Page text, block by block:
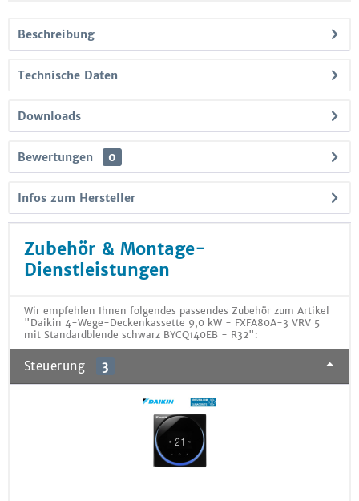
Beschreibung
Technische Daten
Downloads
Bewertungen 0
Infos zum Hersteller
Zubehör & Montage-
Dienstleistungen
Wir empfehlen Ihnen folgendes passendes Zubehör zum Artikel
"Daikin 4-Wege-Deckenkassette 9,0 kW - FXFA80A-3 VRV 5
mit Standardblende schwarz BYCQ140EB - R32":
Steuerung 3